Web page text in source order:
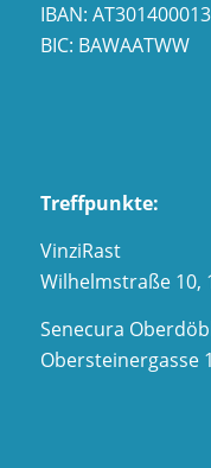
IBAN:
BIC: BAWAATWW
Treffpunkte:
VinziRast
Wilhelmstraße 10,
Senecura
Obersteinergasse